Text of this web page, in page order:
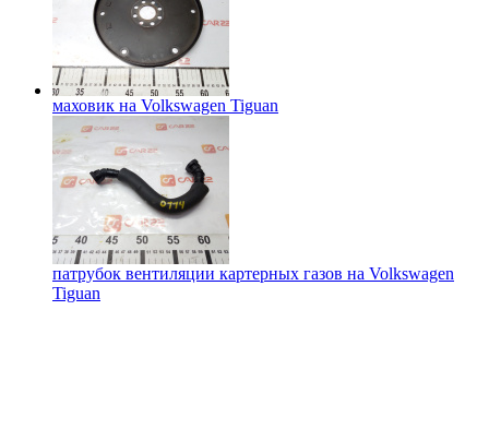
маховик на Volkswagen Tiguan
патрубок вентиляции картерных газов на Volkswagen
Tiguan